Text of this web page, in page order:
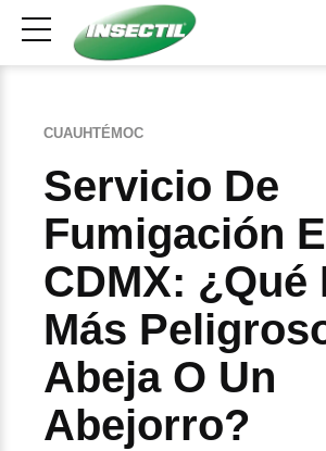
CUAUHTÉMOC
Servicio De
Fumigación
CDMX: ¿Qué
Más
Abeja O Un
Abejorro?